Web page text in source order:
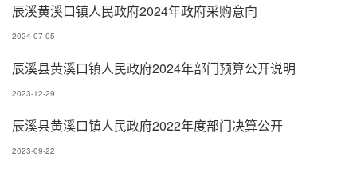
辰溪黄溪口镇人民政府2024年政府采购意向
2024-07-05
辰溪县黄溪口镇人民政府2024年部门预算公开说明
2023-12-29
辰溪县黄溪口镇人民政府2022年度部门决算公开
2023-09-22